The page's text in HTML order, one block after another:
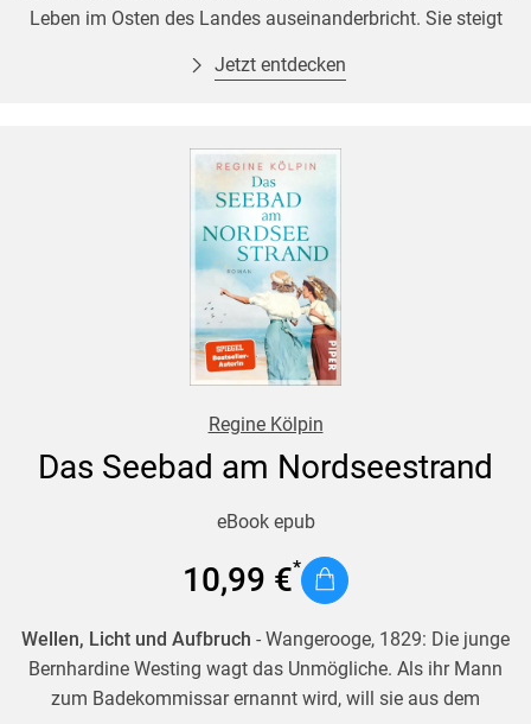
Leben im Osten des Landes auseinanderbricht. Sie steigt
an: Als Rezeptionistin eines Hotels trifft sie auf Luxus,
gemangelt hat. Sie verlieben sich, allen Unterschieden zum
Trotz. Ein sorgenfreies Leben scheint Michelle erstmals
möglich - nur zu welchem Preis?
Ruth-Maria Thomas erzählt von der bösen Zufälligkeit, die
darüber entscheidet, in welches Leben man hineingeboren
tief hineinfällt und aus dem man verändert wieder
auftaucht.
Jetzt entdecken
Regine Kölpin
Das Seebad am Nordseestrand
eBook epub
10,99 €
Wellen, Licht und Aufbruch - Wangerooge, 1829: Die junge
Bernhardine Westing wagt das Unmögliche. Als ihr Mann
zum Badekommissar ernannt wird, will sie aus dem